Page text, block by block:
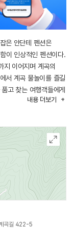
은 안단테 펜션은
이 인상적인 펜션이다.
지 이어지며 계곡의
서 계곡 물놀이를 즐길
고 찾는 여행객들에게
선물할 것이다.
내용 더보기
곡길 422-5